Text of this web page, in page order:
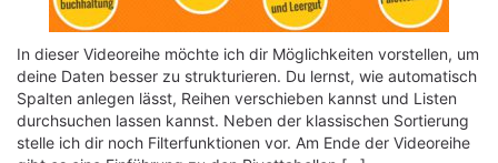
In dieser Videoreihe möchte ich dir Möglichkeiten vorstellen, um
deine Daten besser zu strukturieren. Du lernst, wie automatisch
Spalten anlegen lässt, Reihen verschieben kannst und Listen
durchsuchen lassen kannst. Neben der klassischen Sortierung
stelle ich dir noch Filterfunktionen vor. Am Ende der Videoreihe